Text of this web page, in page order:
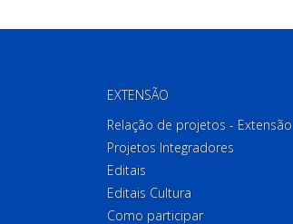
EXTENSÃO
Relação de projetos - Extensão
Projetos Integradores
Editais
Editais Cultura
Como participar